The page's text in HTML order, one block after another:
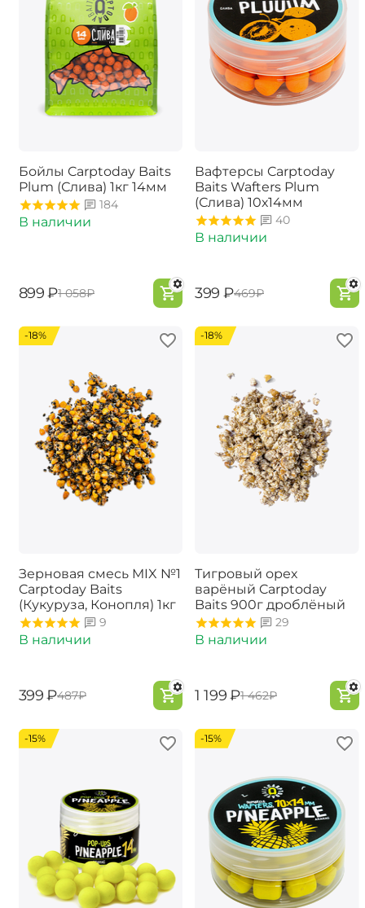
Бойлы Carptoday Baits
Plum (Слива) 1кг 14мм
184
В наличии
‍899‍ ₽‍1 058‍₽
Вафтерсы Carptoday
Baits Wafters Plum
(Слива) 10х14мм
40
В наличии
‍399‍ ₽‍469‍₽
-18%
Зерновая смесь MIX №1
Carptoday Baits
(Кукуруза, Конопля) 1кг
9
В наличии
‍399‍ ₽‍487‍₽
-18%
Тигровый орех
варёный Carptoday
Baits 900г дроблёный
29
В наличии
‍1 199‍₽‍1 462‍₽
-15% -15%